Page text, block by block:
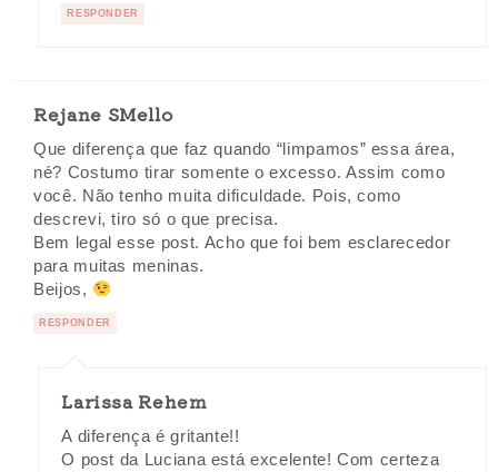
RESPONDER
Rejane SMello
Que diferença que faz quando “limpamos” essa área,
né? Costumo tirar somente o excesso. Assim como
você. Não tenho muita dificuldade. Pois, como
descrevi, tiro só o que precisa.
Bem legal esse post. Acho que foi bem esclarecedor
para muitas meninas.
Beijos,
RESPONDER
Larissa Rehem
A diferença é gritante!!
O post da Luciana está excelente! Com certeza